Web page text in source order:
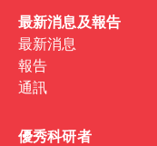
最新消息及報告
最新消息
報告
通訊
優秀科研者